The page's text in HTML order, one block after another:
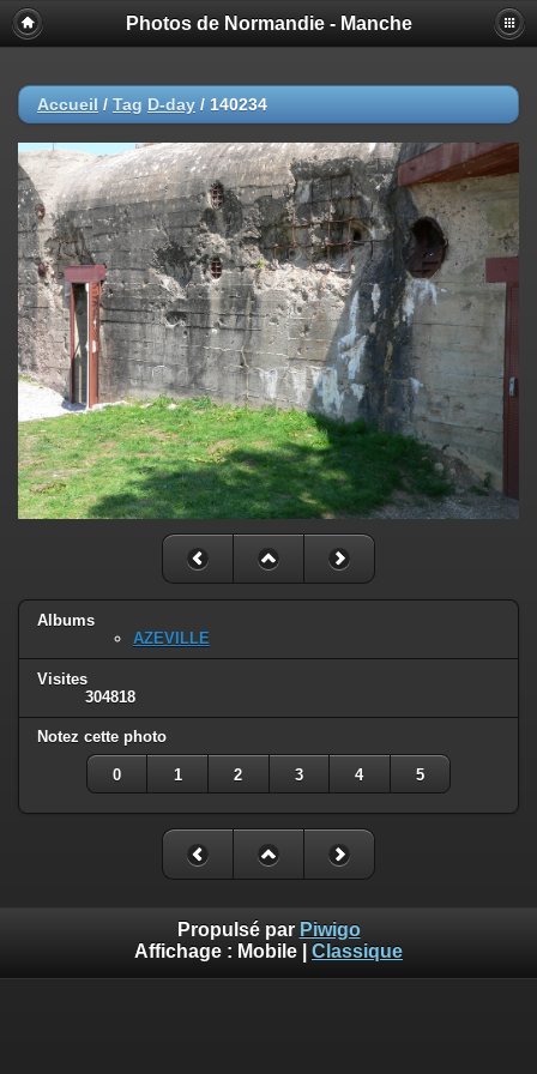
Photos de Normandie - Manche
Accueil / Tag D-day / 140234
Albums
AZEVILLE
Visites
304818
Notez cette photo
0 1 2 3 4 5
Propulsé par Piwigo
Affichage : Mobile Classique